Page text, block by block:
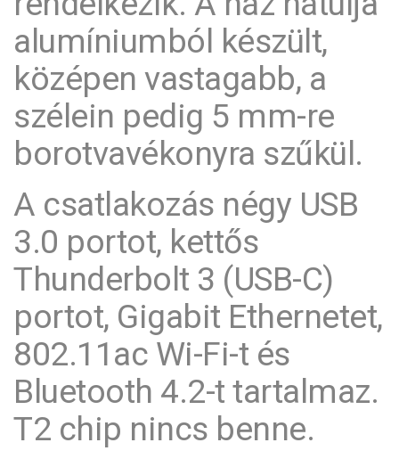
alumíniumból készült,
középen vastagabb, a
szélein pedig 5 mm-re
borotvavékonyra szűkül.
A csatlakozás négy USB
3.0 portot, kettős
Thunderbolt 3 (USB-C)
portot, Gigabit Ethernetet,
802.11ac Wi-Fi-t és
Bluetooth 4.2-t tartalmaz.
T2 chip nincs benne.